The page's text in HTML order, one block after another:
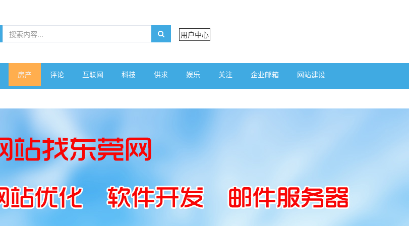
用户中心
房产 评论 互联网 科技 供求 娱乐 关注 企业邮箱 网站建设